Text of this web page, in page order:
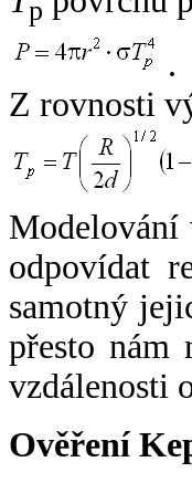
p
.
Z rovnosti
Modelování
odpovídat
samotný
přesto nám
vzdálenosti
Ověření